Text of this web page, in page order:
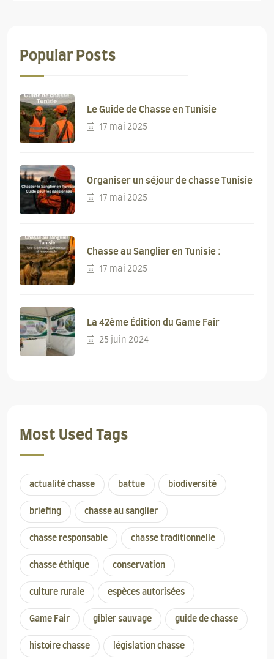
Popular Posts
Le Guide de Chasse en Tunisie
17 mai 2025
Organiser un séjour de chasse Tunisie
17 mai 2025
Chasse au Sanglier en Tunisie :
17 mai 2025
La 42ème Édition du Game Fair
25 juin 2024
Most Used Tags
actualité chasse battue biodiversité
briefing chasse au sanglier
chasse responsable chasse traditionnelle
chasse éthique conservation
culture rurale espèces autorisées
Game Fair gibier sauvage guide de chasse
histoire chasse législation chasse